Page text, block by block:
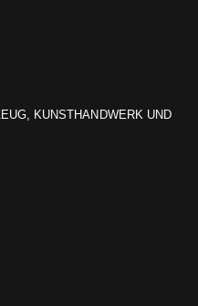
KUNSTHANDWERK UND